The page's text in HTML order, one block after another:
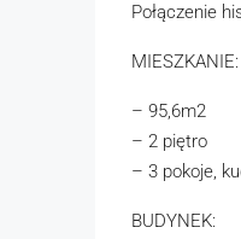
Połączenie
MIESZKANIE:
– 95,6m2
– 2 piętro
– 3 pokoje,
BUDYNEK: